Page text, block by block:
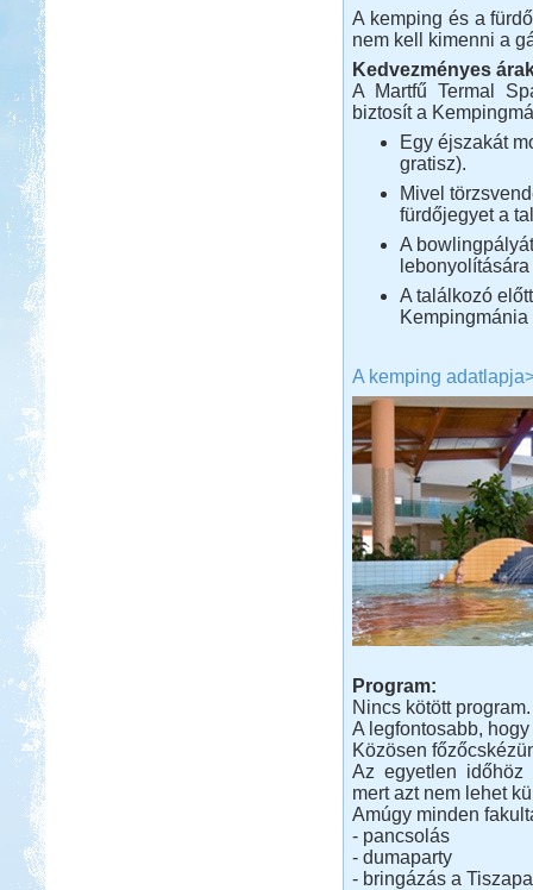
A kemping és a
nem kell kimenni a
Kedvezményes
A Martfű Termal
biztosít a
Egy éjszakát
gratisz).
Mivel
fürdőjegyet a
A
A találkozó
A kemping
Program:
Nincs kötött program.
A legfontosabb,
Közösen
Az egyetlen időhöz
mert azt nem lehet
Amúgy minden
- pancsolás
- dumaparty
- bringázás a